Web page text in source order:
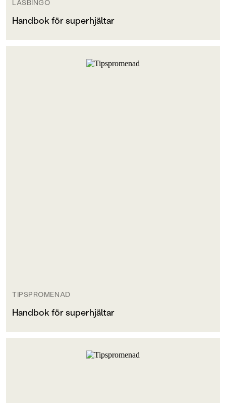
LÄSBINGO
Handbok för superhjältar
TIPSPROMENAD
Handbok för superhjältar